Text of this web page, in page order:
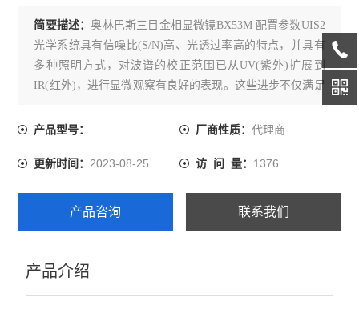
奥林巴斯CKX41倒置显微镜
Leica徕卡S9 E体视显微镜
尼康SMZ1270体视显微镜
奥林巴斯GX53倒置显微镜
奥林巴斯CX22生物显微镜
Leica徕卡A60 F体视显微镜
简要描述： 奥林巴斯三目金相显微镜BX53M 配置参数UIS2
光学系统具有信噪比(S/N)高、光透过率高的特点，并具有
多种照明方式，对波谱的校正范围已从UV(紫外)扩展到
IR(红外)，进行显微观察有良好的表现。这些进步不仅满足
了目前在荧光数码成像领域内的各种需求，同时为将来的
发展打下了坚实的基础。由于现代科学研究的复杂性和精
显微镜成为了科研领域操作平台。
产品型号： 厂商性质： 代理商
更新时间：2023-08-25 访 问 量： 1376
产品咨询 联系我们
产品介绍